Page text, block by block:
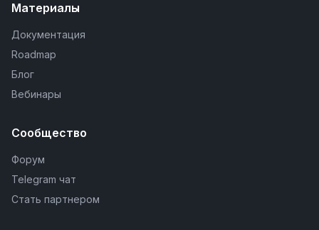
Материалы
Документация
Roadmap
Блог
Вебинары
Сообщество
Форум
Telegram чат
Стать партнером